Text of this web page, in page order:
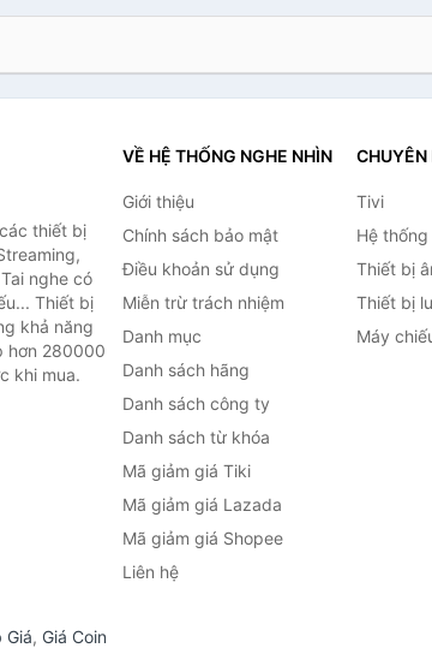
thiết bị
nghe có
Thiết bị
khả năng
hơn 280000
khi mua.
VỀ HỆ THỐNG NGHE NHÌN
Giới thiệu
Chính sách bảo mật
Điều khoản sử dụng
Miễn trừ trách nhiệm
Danh mục
Danh sách hãng
Danh sách công ty
Danh sách từ khóa
Mã giảm giá Tiki
Mã giảm giá Lazada
Mã giảm giá Shopee
Liên hệ
CHUYÊN
Tivi
Hệ
Thiết bị
Thiết bị
Máy
Giá, Giá Coin